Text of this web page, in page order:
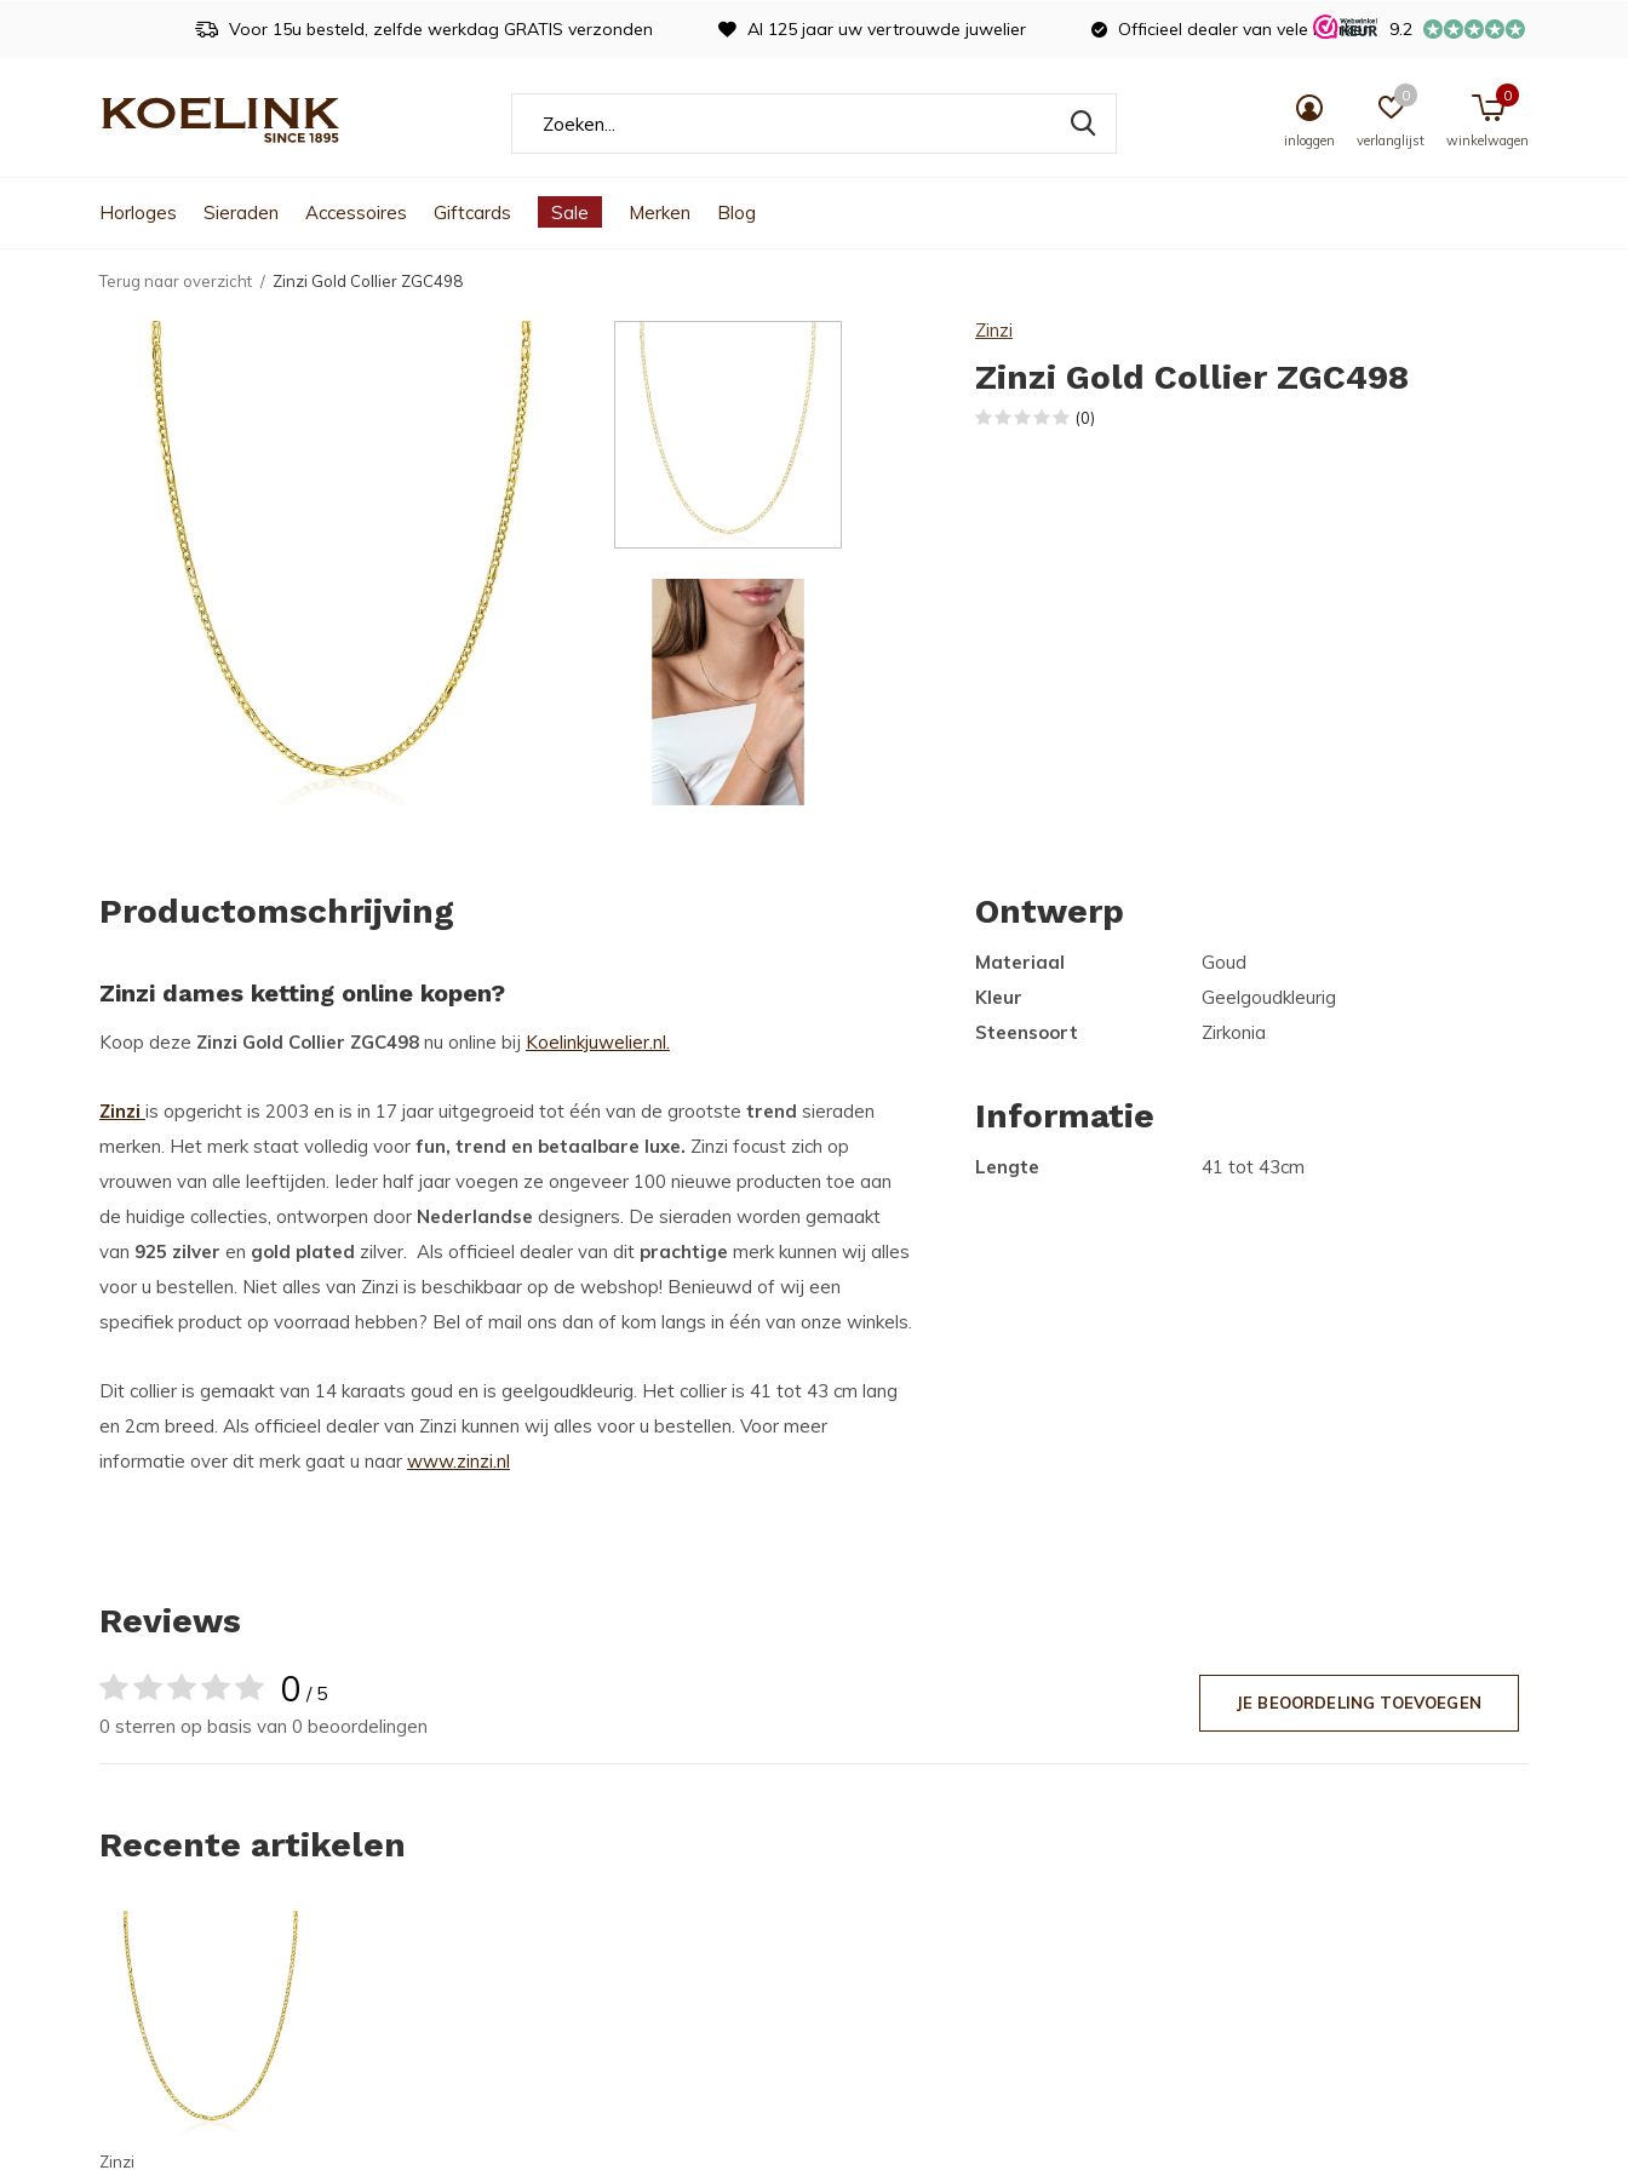
Horloges Sieraden Accessoires Giftcards Sale Merken Blog
inloggen verlanglijst
0
winkelwagen
0
Voor 15u besteld, zelfde werkdag GRATIS verzonden Al 125 jaar uw vertrouwde juwelier Officieel dealer van vele merken 9.2
Terug naar overzicht Zinzi Gold Collier ZGC498
Zinzi
Zinzi Gold Collier ZGC498
(0)
Productomschrijving
Zinzi dames ketting online kopen?
Koop deze Zinzi Gold Collier ZGC498 nu online bij Koelinkjuwelier.nl.
Zinzi is opgericht is 2003 en is in 17 jaar uitgegroeid tot één van de grootste trend sieraden
merken. Het merk staat volledig voor fun, trend en betaalbare luxe. Zinzi focust zich op
vrouwen van alle leeftijden. Ieder half jaar voegen ze ongeveer 100 nieuwe producten toe aan
de huidige collecties, ontworpen door Nederlandse designers. De sieraden worden gemaakt
van 925 zilver en gold plated zilver. Als officieel dealer van dit prachtige merk kunnen wij alles
voor u bestellen. Niet alles van Zinzi is beschikbaar op de webshop! Benieuwd of wij een
specifiek product op voorraad hebben? Bel of mail ons dan of kom langs in één van onze winkels.
Dit collier is gemaakt van 14 karaats goud en is geelgoudkleurig. Het collier is 41 tot 43 cm lang
en 2cm breed. Als officieel dealer van Zinzi kunnen wij alles voor u bestellen. Voor meer
informatie over dit merk gaat u naar www.zinzi.nl
Ontwerp
Materiaal
Goud
Kleur
Geelgoudkleurig
Steensoort
Zirkonia
Informatie
Lengte 41 tot 43cm
Reviews
0 / 5
0 sterren op basis van 0 beoordelingen
JE BEOORDELING TOEVOEGEN
Recente artikelen
Zinzi